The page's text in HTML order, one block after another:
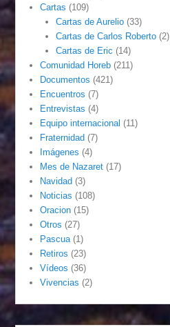
Cartas (109)
Cartas de Aurelio(33)
Cartas de Carlos Roberto(2)
Cartas de Eric (14)
Comunidad Horeb (211)
Documentos (421)
Encuentros (7)
Entrevistas (4)
Equipo internacional (11)
Fraternidad (7)
Imágenes (4)
Mes de Nazaret (17)
Navidad (3)
Noticias (108)
Oracion (15)
Otros (27)
Pascua (1)
Retiros (23)
Vídeos (36)
Vivencias (2)